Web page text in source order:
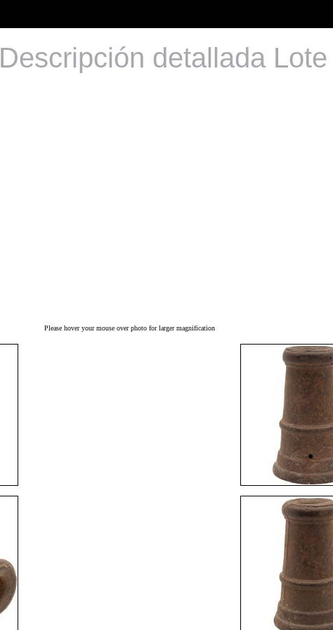
Descripción detallada
Please hover your mouse over photo for larger magnification